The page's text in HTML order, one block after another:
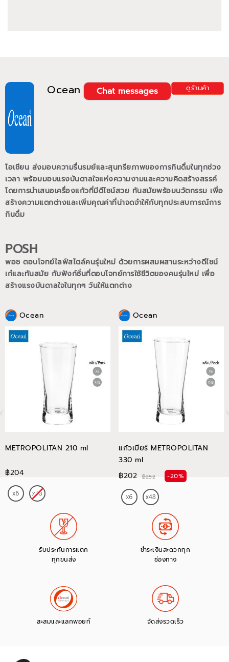
Ocean ดูร้านค้า
Chat messages
โอเชียน ส่งมอบความรื่นรมย์และสุนทรียภาพของการกินดื่มในทุกช่วง
เวลา พร้อมมอบแรงบันดาลใจแห่งความงามและความคิดสร้างสรรค์
โดยการนำเสนอเครื่องแก้วที่มีดีไซน์สวย ทันสมัยพร้อมนวัตกรรม เพื่อ
สร้างความแตกต่างและเพิ่มคุณค่าที่น่าจดจำให้กับทุกประสบการณ์การ
กินดื่ม
POSH
พอช ตอบโจทย์ไลฟ์สไตล์คนรุ่นใหม่ ด้วยการผสมผสานระหว่างดีไซน์
เก๋และทันสมัย กับฟังก์ชั่นที่ตอบโจทย์การใช้ชีวิตของคนรุ่นใหม่ เพื่อ
สร้างแรงบันดาลใจในทุกๆ วันให้แตกต่าง
Ocean
METROPOLITAN 210 ml
฿204
Ocean
แก้วเบียร์ METROPOLITAN
330 ml
฿202
฿252 -20%
รับประกันการแตก
ทุกขนส่ง
ชำระเงินสะดวกทุก
ช่องทาง
สะสมและแลกพอยท์ จัดส่งรวดเร็ว